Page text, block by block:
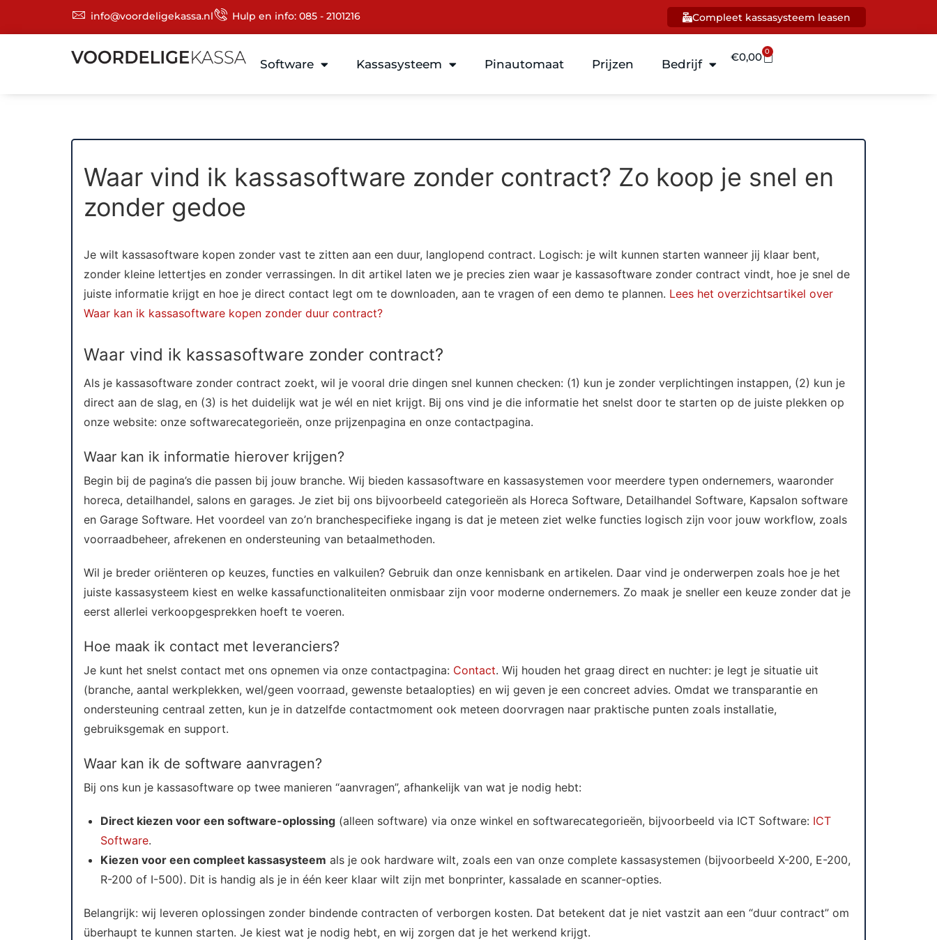
info@voordeligekassa.nl Hulp en info: 085 - 2101216 Compleet kassasysteem leasen
Software Kassasysteem Pinautomaat Prijzen Bedrijf
€0,00 0
Waar vind ik kassasoftware zonder contract? Zo koop je snel en
zonder gedoe
Je wilt kassasoftware kopen zonder vast te zitten aan een duur, langlopend contract. Logisch: je wilt kunnen starten wanneer jij klaar bent,
zonder kleine lettertjes en zonder verrassingen. In dit artikel laten we je precies zien waar je kassasoftware zonder contract vindt, hoe je snel de
juiste informatie krijgt en hoe je direct contact legt om te downloaden, aan te vragen of een demo te plannen. Lees het overzichtsartikel over
Waar kan ik kassasoftware kopen zonder duur contract?
Waar vind ik kassasoftware zonder contract?
Als je kassasoftware zonder contract zoekt, wil je vooral drie dingen snel kunnen checken: (1) kun je zonder verplichtingen instappen, (2) kun je
direct aan de slag, en (3) is het duidelijk wat je wél en niet krijgt. Bij ons vind je die informatie het snelst door te starten op de juiste plekken op
onze website: onze softwarecategorieën, onze prijzenpagina en onze contactpagina.
Waar kan ik informatie hierover krijgen?
Begin bij de pagina’s die passen bij jouw branche. Wij bieden kassasoftware en kassasystemen voor meerdere typen ondernemers, waaronder
horeca, detailhandel, salons en garages. Je ziet bij ons bijvoorbeeld categorieën als Horeca Software, Detailhandel Software, Kapsalon software
en Garage Software. Het voordeel van zo’n branchespecifieke ingang is dat je meteen ziet welke functies logisch zijn voor jouw workflow, zoals
voorraadbeheer, afrekenen en ondersteuning van betaalmethoden.
Wil je breder oriënteren op keuzes, functies en valkuilen? Gebruik dan onze kennisbank en artikelen. Daar vind je onderwerpen zoals hoe je het
juiste kassasysteem kiest en welke kassafunctionaliteiten onmisbaar zijn voor moderne ondernemers. Zo maak je sneller een keuze zonder dat je
eerst allerlei verkoopgesprekken hoeft te voeren.
Hoe maak ik contact met leveranciers?
Je kunt het snelst contact met ons opnemen via onze contactpagina: Contact. Wij houden het graag direct en nuchter: je legt je situatie uit
(branche, aantal werkplekken, wel/geen voorraad, gewenste betaalopties) en wij geven je een concreet advies. Omdat we transparantie en
ondersteuning centraal zetten, kun je in datzelfde contactmoment ook meteen doorvragen naar praktische punten zoals installatie,
gebruiksgemak en support.
Waar kan ik de software aanvragen?
Bij ons kun je kassasoftware op twee manieren “aanvragen”, afhankelijk van wat je nodig hebt:
Direct kiezen voor een software-oplossing (alleen software) via onze winkel en softwarecategorieën, bijvoorbeeld via ICT Software: ICT
Software.
Kiezen voor een compleet kassasysteem als je ook hardware wilt, zoals een van onze complete kassasystemen (bijvoorbeeld X-200, E-200,
R-200 of I-500). Dit is handig als je in één keer klaar wilt zijn met bonprinter, kassalade en scanner-opties.
Belangrijk: wij leveren oplossingen zonder bindende contracten of verborgen kosten. Dat betekent dat je niet vastzit aan een “duur contract” om
überhaupt te kunnen starten. Je kiest wat je nodig hebt, en wij zorgen dat je het werkend krijgt.